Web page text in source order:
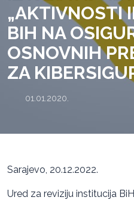
„AKTIVNOSTI
BIH NA
OSNOVNIH
ZA
01.01.2020.
Sarajevo, 20.12.2022.
Ured za reviziju institucija